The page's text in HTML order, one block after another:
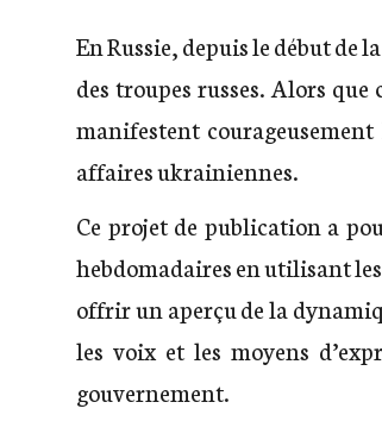
En Russie, depuis le début de
des troupes russes. Alors
manifestent
affaires ukrainiennes.
Ce projet de publication a
hebdomadaires en utilisant
offrir un aperçu de la
les voix et les moyens
gouvernement.